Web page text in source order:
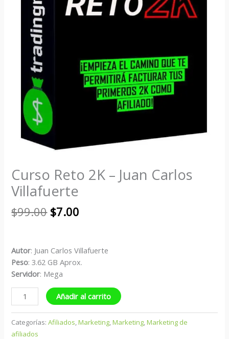
Curso Reto 2K – Juan Carlos
Villafuerte
$99.00 $7.00
Autor: Juan Carlos Villafuerte
Peso: 3.62 GB Aprox.
Servidor: Mega
Añadir al carrito
Categorías:Afiliados,Marketing,Marketing,Marketing de
afiliados